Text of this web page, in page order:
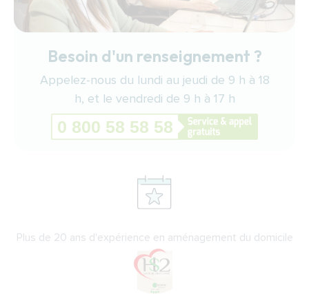
Besoin d'un renseignement ?
Appelez-nous du lundi au jeudi de 9 h à 18
h, et le vendredi de 9 h à 17 h
Plus de 20 ans d'expérience en aménagement du domicile